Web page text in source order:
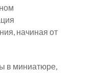
начиная от
в миниатюре,